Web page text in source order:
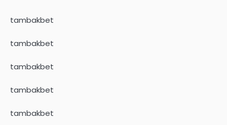
tambakbet
tambakbet
tambakbet
tambakbet
tambakbet